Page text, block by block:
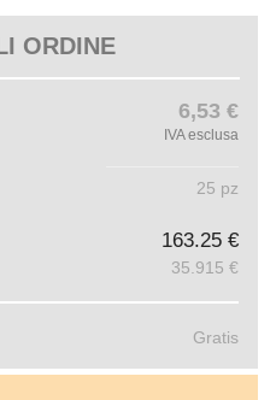
ORDINE
6,53 €
IVA esclusa
25 pz
163.25 €
35.915 €
Gratis